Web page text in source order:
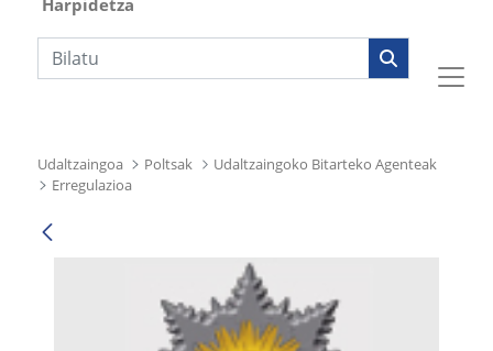
Harpidetza
Bilaketa
Udaltzaingoa Poltsak
Udaltzaingoko Bitarteko Agenteak
Erregulazioa